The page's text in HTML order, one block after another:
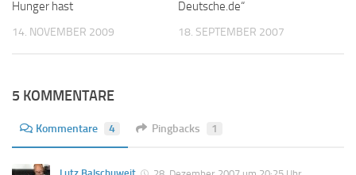
Hunger hast
14. NOVEMBER 2009
Deutsche.de“
18. SEPTEMBER 2007
5 KOMMENTARE
Kommentare 4 Pingbacks 1